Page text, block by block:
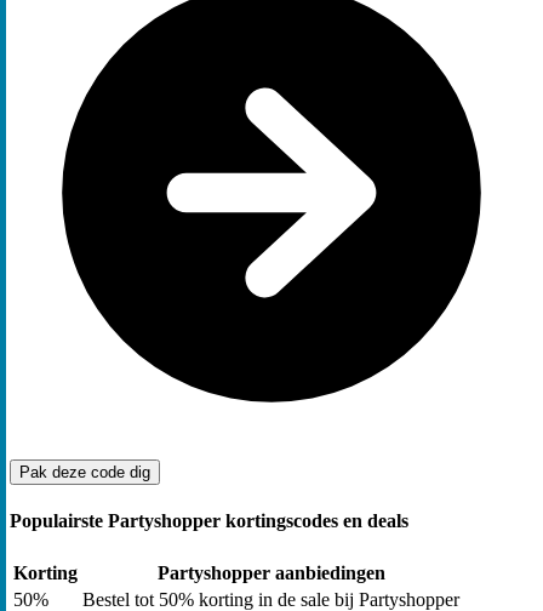
Pak deze code dig
Populairste Partyshopper kortingscodes en deals
Korting
Partyshopper aanbiedingen
50%
Bestel tot 50% korting in de sale bij Partyshopper